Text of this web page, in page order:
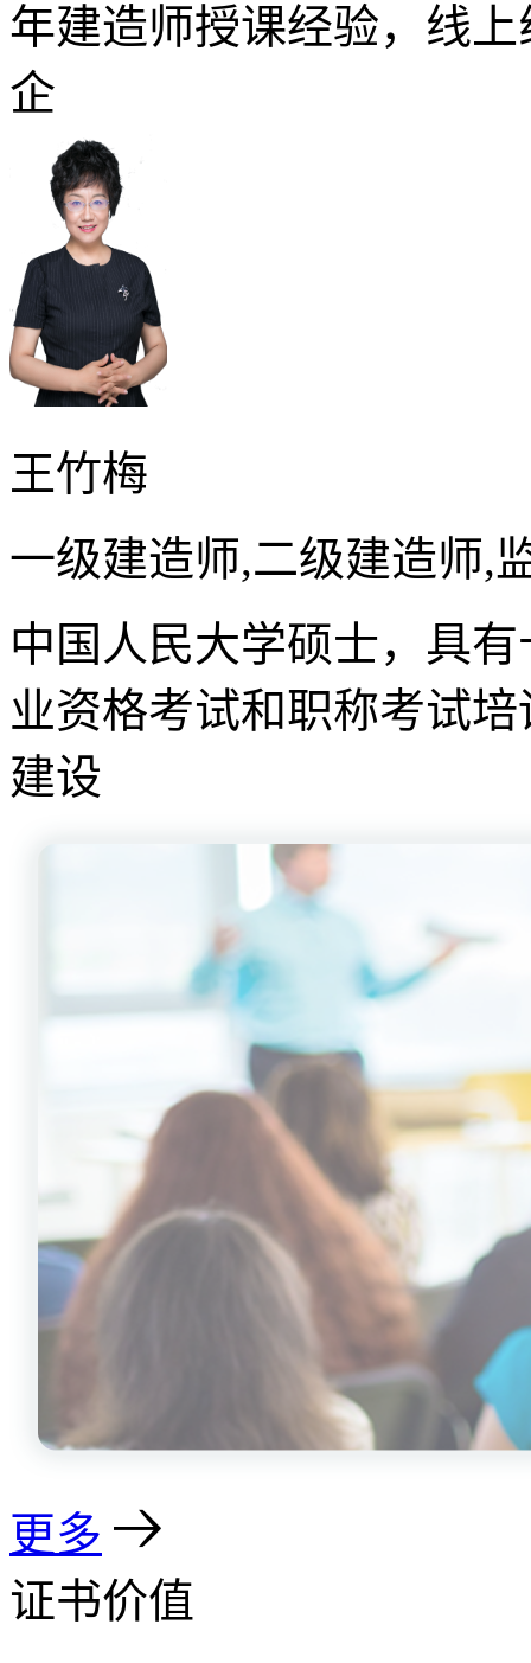
年建造师授课经验，线
企
王竹梅
一级建造师,二级建造师,
中国人民大学硕士，具
业资格考试和职称考试
建设
更多
证书价值